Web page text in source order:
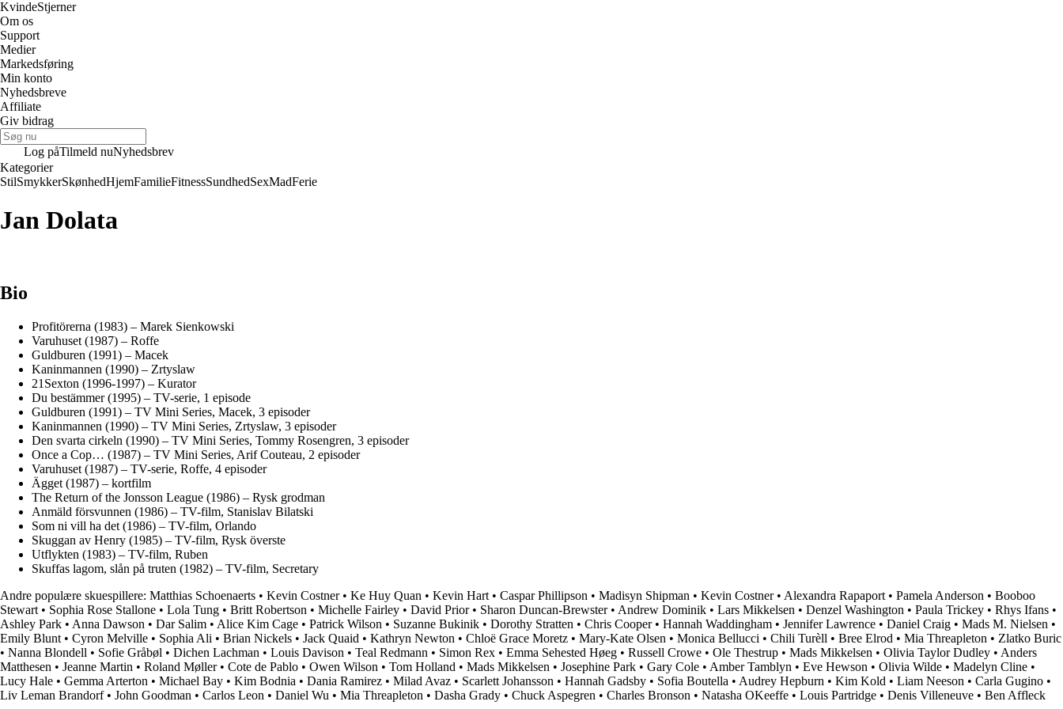
KvindeStjerner
Om os
Support
Medier
Markedsføring
Min konto
Nyhedsbreve
Affiliate
Giv bidrag
Log påTilmeld nuNyhedsbrev
Kategorier
StilSmykkerSkønhedHjemFamilieFitnessSundhedSexMadFerie
Jan Dolata
Bio
Profitörerna (1983) – Marek Sienkowski
Varuhuset (1987) – Roffe
Guldburen (1991) – Macek
Kaninmannen (1990) – Zrtyslaw
21Sexton (1996-1997) – Kurator
Du bestämmer (1995) – TV-serie, 1 episode
Guldburen (1991) – TV Mini Series, Macek, 3 episoder
Kaninmannen (1990) – TV Mini Series, Zrtyslaw, 3 episoder
Den svarta cirkeln (1990) – TV Mini Series, Tommy Rosengren, 3 episoder
Once a Cop… (1987) – TV Mini Series, Arif Couteau, 2 episoder
Varuhuset (1987) – TV-serie, Roffe, 4 episoder
Ägget (1987) – kortfilm
The Return of the Jonsson League (1986) – Rysk grodman
Anmäld försvunnen (1986) – TV-film, Stanislav Bilatski
Som ni vill ha det (1986) – TV-film, Orlando
Skuggan av Henry (1985) – TV-film, Rysk överste
Utflykten (1983) – TV-film, Ruben
Skuffas lagom, slån på truten (1982) – TV-film, Secretary
Andre populære skuespillere: Matthias Schoenaerts • Kevin Costner• Ke Huy Quan • Kevin Hart • Caspar Phillipson • Madisyn Shipman • Kevin Costner• Alexandra Rapaport • Pamela Anderson • Booboo
Stewart • Sophia Rose Stallone • Lola Tung • Britt Robertson • Michelle Fairley • David Prior• Sharon Duncan-Brewster• Andrew Dominik • Lars Mikkelsen • Denzel Washington • Paula Trickey • Rhys Ifans •
Ashley Park • Anna Dawson • Dar Salim • Alice Kim Cage • Patrick Wilson • Suzanne Bukinik • Dorothy Stratten • Chris Cooper• Hannah Waddingham • Jennifer Lawrence • Daniel Craig • Mads M. Nielsen •
Emily Blunt • Cyron Melville • Sophia Ali • Brian Nickels • Jack Quaid • Kathryn Newton • Chloë Grace Moretz • Mary-Kate Olsen • Monica Bellucci • Chili Turèll • Bree Elrod • Mia Threapleton • Zlatko Buric
• Nanna Blondell • Sofie Gråbøl • Dichen Lachman • Louis Davison • Teal Redmann • Simon Rex • Emma Sehested Høeg • Russell Crowe • Ole Thestrup • Mads Mikkelsen • Olivia Taylor Dudley • Anders
Matthesen • Jeanne Martin • Roland Møller• Cote de Pablo • Owen Wilson • Tom Holland • Mads Mikkelsen • Josephine Park • Gary Cole • Amber Tamblyn • Eve Hewson • Olivia Wilde • Madelyn Cline •
Lucy Hale • Gemma Arterton • Michael Bay • Kim Bodnia • Dania Ramirez • Milad Avaz • Scarlett Johansson • Hannah Gadsby • Sofia Boutella • Audrey Hepburn • Kim Kold • Liam Neeson • Carla Gugino •
Liv Leman Brandorf• John Goodman • Carlos Leon • Daniel Wu • Mia Threapleton • Dasha Grady • Chuck Aspegren • Charles Bronson • Natasha OKeeffe • Louis Partridge • Denis Villeneuve • Ben Affleck